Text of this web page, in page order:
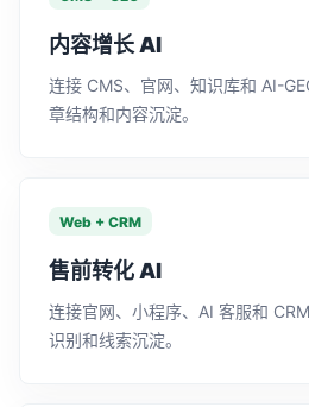
内容增长 AI
连接 CMS、官网、知识库和 AI-
章结构和内容沉淀。
Web + CRM
售前转化 AI
连接官网、小程序、AI 客服和
识别和线索沉淀。